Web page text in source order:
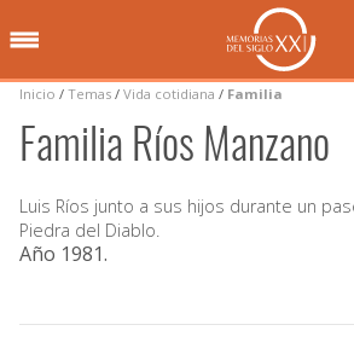
Inicio / Temas / Vida cotidiana / Familia
Familia Ríos Manzano
Luis Ríos junto a sus hijos durante un
Piedra del Diablo.
Año 1981.